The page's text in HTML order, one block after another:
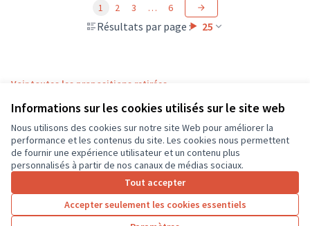
Informations sur les cookies utilisés sur le site web
Nous utilisons des cookies sur notre site Web pour améliorer la
performance et les contenus du site. Les cookies nous permettent
de fournir une expérience utilisateur et un contenu plus
personnalisés à partir de nos canaux de médias sociaux.
Tout accepter
Accepter seulement les cookies essentiels
Résultats par page : 25
1 2 3 … 6
Voir toutes les propositions retirées
Conditions d'utilisation
Paramètres des cookies
CD37 sur X
(Lien externe)
CD37 sur Facebook
CD37 sur Instagram
CD37 sur YouTube
(Lien externe)
Licence
(Lien